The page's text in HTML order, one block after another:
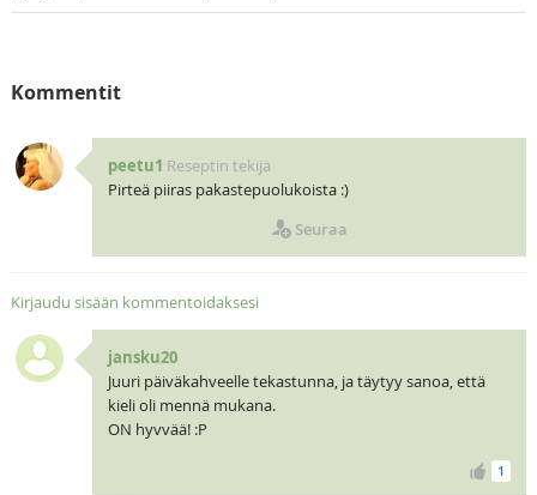
Kommentit
peetu1 Reseptin tekijä
Pirteä piiras pakastepuolukoista :)
Seuraa
Kirjaudu sisään kommentoidaksesi
jansku20
Juuri päiväkahveelle tekastunna, ja täytyy sanoa, että
kieli oli mennä mukana.
ON hyvvää! :P
1